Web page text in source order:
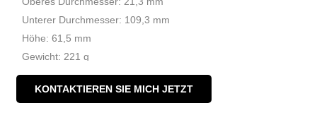
Unterer Durchmesser: 109,3 mm
Höhe: 61,5 mm
Gewicht: 221 g
MOQ: 5000 Stücke
KONTAKTIEREN SIE MICH JETZT